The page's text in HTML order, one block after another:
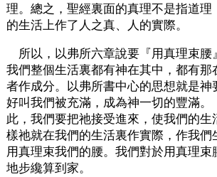
理。總之，聖經裏面的真理不是指道理
的生活上作了人之真、人的實際。
所以，以弗所六章說要『用真理束腰
我們整個生活裏都有神在其中，都有那
者作成分。以弗所書中心的思想就是神
好叫我們被充滿，成為神一切的豐滿。
此，我們要把祂接受進來，使我們的生
樣祂就在我們的生活裏作實際，作我們
用真理束我們的腰。我們對於用真理束
地步纔算到家。